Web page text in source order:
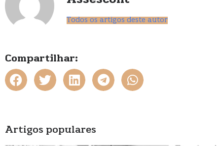
Todos os artigos deste autor
Compartilhar:
Artigos populares